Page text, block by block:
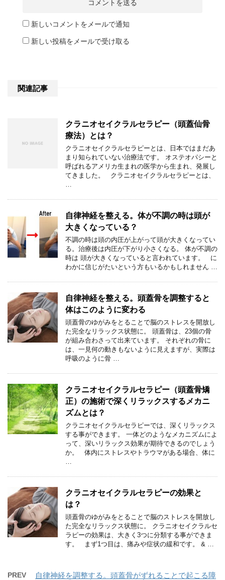
新しいコメントをメールで通知
新しい投稿をメールで受け取る
関連記事
クラニオセイクラルセラピー（頭蓋仙骨
療法）とは？
クラニオセイクラルセラピーとは、日本ではまだあ
まり知られていない治療法です。 オステオパシーと
呼ばれるアメリカ生まれの医学から生まれ、発展し
てきました。 クラニオセイクラルセラピーとは、
自律神経を整える。体が不調の時は頭が
大きくなっている？
不調の時は頭の内圧が上がって頭が大きくなってい
る。治療後は内圧が下がり小さくなる。 体が不調の
時は 頭が大きくなっていると言われています。 に
わかに信じがたいという方もいるかもしれません …
自律神経を整える。頭蓋骨を調整すると
体はこのように変わる
頭蓋骨のゆがみをとることで脳のストレスを開放し
た完全なリラックス状態に。 頭蓋骨は、23個の骨
が組み合わさって出来ています。 それぞれの骨に
は、一見何の動きもないように見えますが、実際は
呼吸のように骨 …
クラニオセイクラルセラピー（頭蓋骨矯
正）の施術で深くリラックスするメカニ
ズムとは？
クラニオセイクラルセラピーでは、深くリラックス
する事ができます。 一体どのようなメカニズムによ
って、深いリラックス効果が期待できるのでしょう
か。 体内にストレスやトラウマがある場合、体に
クラニオセイクラルセラピーの効果と
は？
頭蓋骨のゆがみをとることで脳のストレスを開放し
た完全なリラックス状態に。 クラニオセイクラルセ
ラピーの効果は、大きく3つに分類する事ができま
す。 まず1つ目は、痛みや症状の緩和です。 & …
PREV
自律神経を調整する。頭蓋骨がずれることで起こる障